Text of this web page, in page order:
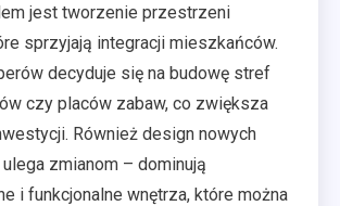
jest tworzenie przestrzeni
sprzyjają integracji mieszkańców.
decyduje się na budowę stref
czy placów zabaw, co zwiększa
Również design nowych
zmianom – dominują
i funkcjonalne wnętrza, które można